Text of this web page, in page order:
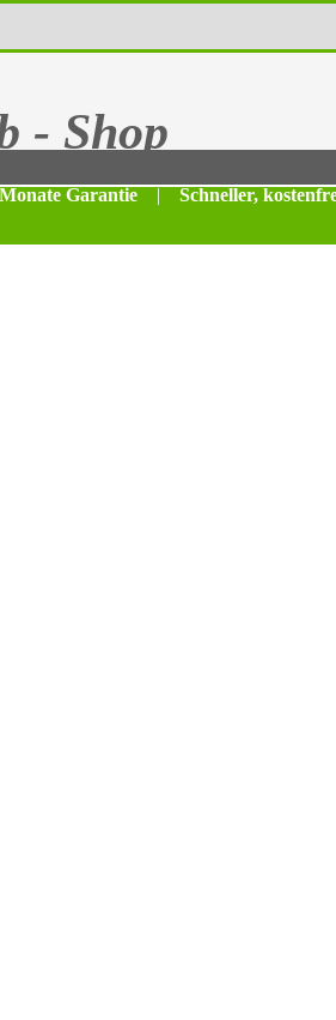
- Shop
Garantie | Schneller,